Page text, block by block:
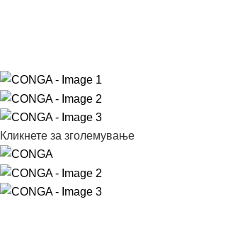
Кликнете за зголемување